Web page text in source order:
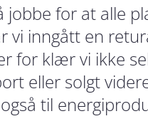
jobbe for at alle
vi inngått en
for klær vi ikke
eller solgt
til